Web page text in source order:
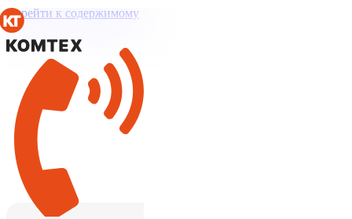
Перейти к содержимому